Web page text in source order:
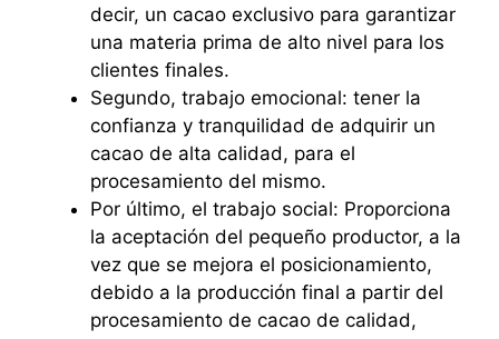
decir, un cacao exclusivo para garantizar
una materia prima de alto nivel para los
clientes finales.
Segundo, trabajo emocional: tener la
confianza y tranquilidad de adquirir un
cacao de alta calidad, para el
procesamiento del mismo.
Por último, el trabajo social: Proporciona
la aceptación del pequeño productor, a la
vez que se mejora el posicionamiento,
debido a la producción final a partir del
procesamiento de cacao de calidad,